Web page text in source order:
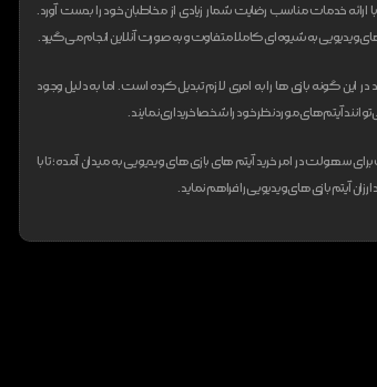
با ارائه خدمات مناسب رضایت شمار زیادی از مخاطبان خود را بدست آورد.
ویدیویی به شیوه‌ای کاملا متفاوت و به صورت آنلاین انجام می‌گیرد.
در این گونه بازی ها را به امری لازم تبدیل کرده است. اما به دلیل وجود
آیتم های مورد نظر خود را شخصا خریداری نمایند.
در امر خرید آیتم های بازی های ویدیویی به میدان آمده؛ تا با
آیتم بازی های ویدیویی را فراهم نماید.